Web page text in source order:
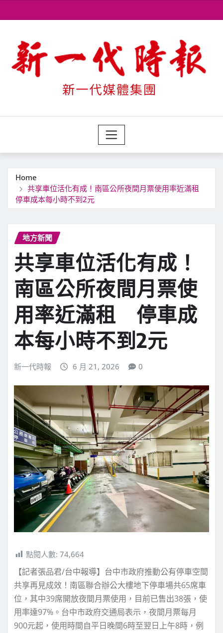
to
Home
共享車位活化有成！南區公所夜間月票使用率近滿租
停車成本每小時不到2元
地方新聞
共享車位活化有成！
南區公所夜間月票使
用率近滿租 停車成
本每小時不到2元
新一代時報 6 月 21, 2026 0
點閱人數: 74,664
【記者張品君/台中報導】台中市政府推動公有停車空間
共享再見成效！南區聯合辦公大樓地下停車場共65席車
位，其中39席開放夜間月票使用，目前已售出38張，使
用率達97%。台中市政府交通局表示，夜間月票每月
900元起，使用時間自平日晚間6時至翌日上午8時，例